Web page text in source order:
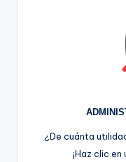
¿De cuánta
¡Haz clic